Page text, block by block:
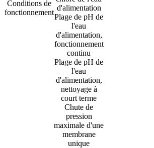
Conditions de
fonctionnement
d'alimentation
Plage de pH de
l'eau
d'alimentation,
fonctionnement
continu
Plage de pH de
l'eau
d'alimentation,
nettoyage à
court terme
Chute de
pression
maximale d'une
membrane
unique